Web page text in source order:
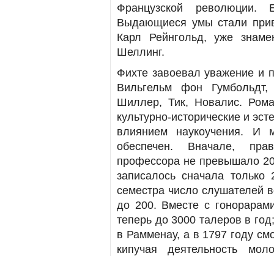
Французской революции.
Выдающиеся умы стали
Карл Рейнгольд, уже
Шеллинг.
Фихте завоевал уважение и
Вильгельм фон
Шиллер, Тик, Новалис.
культурно-исторические и
влиянием наукоучения. И
обеспечен. Вначале,
профессора не превышало
записалось сначала
семестра число слушателей
до 200. Вместе с
теперь до 3000 талеров в
в Рамменау, а в 1797 году
кипучая деятельность